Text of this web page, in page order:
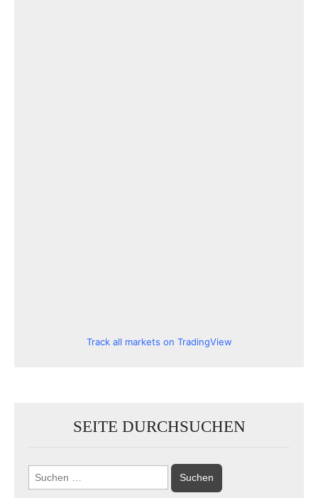
Track all markets on TradingView
SEITE DURCHSUCHEN
Suchen
nach: